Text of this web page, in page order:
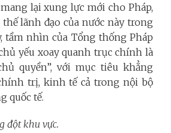
lại xung lực mới cho Pháp,
lãnh đạo của nước này trong
tầm nhìn của Tổng thống Pháp
yếu xoay quanh trục chính là
quyền”, với mục tiêu khẳng
trị, kinh tế cả trong nội bộ
quốc tế.
đột khu vực.